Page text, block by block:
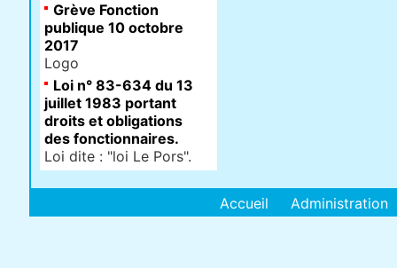
Grève Fonction
publique 10 octobre
2017
Logo
Loi n° 83-634 du 13
juillet 1983 portant
droits et obligations
des fonctionnaires.
Loi dite : "loi Le Pors".
Accueil Administration